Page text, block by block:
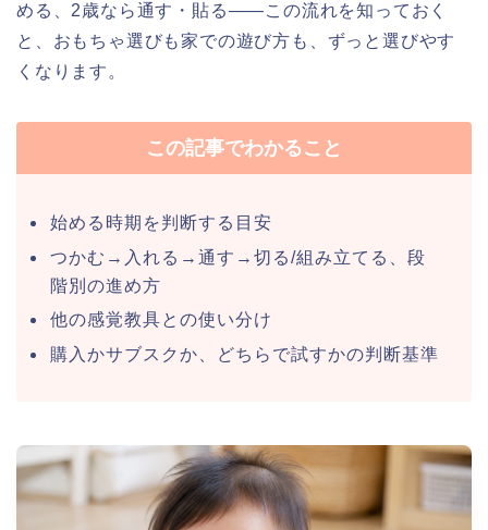
める、2歳なら通す・貼る——この流れを知っておく
と、おもちゃ選びも家での遊び方も、ずっと選びやす
くなります。
この記事でわかること
始める時期を判断する目安
つかむ→入れる→通す→切る/組み立てる、段
階別の進め方
他の感覚教具との使い分け
購入かサブスクか、どちらで試すかの判断基準